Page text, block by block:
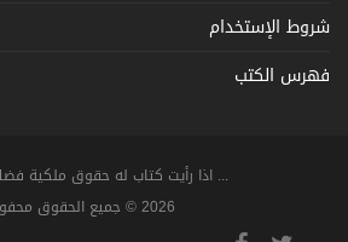
شروط الإستخدام
فهرس الكتب
... اذا رأيت كتاب له حقوق ملكية
2026 © جميع الحقوق محفوظة